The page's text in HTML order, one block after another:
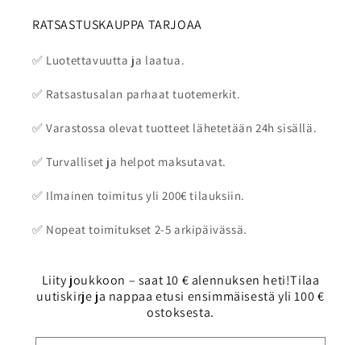
RATSASTUSKAUPPA TARJOAA
✅ Luotettavuutta ja laatua.
✅ Ratsastusalan parhaat tuotemerkit.
✅ Varastossa olevat tuotteet lähetetään 24h sisällä.
✅ Turvalliset ja helpot maksutavat.
✅ Ilmainen toimitus yli 200€ tilauksiin.
✅ Nopeat toimitukset 2-5 arkipäivässä.
Liity joukkoon – saat 10 € alennuksen heti!Tilaa
uutiskirje ja nappaa etusi ensimmäisestä yli 100 €
ostoksesta.